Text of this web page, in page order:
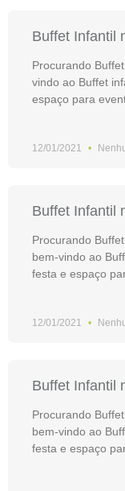
Buffet Infantil
Procurando
vindo ao Buffet
espaço para
12/01/2021
Buffet Infantil
Procurando
bem-vindo ao
festa e espaço
12/01/2021
Buffet Infantil
Procurando
bem-vindo ao
festa e espaço